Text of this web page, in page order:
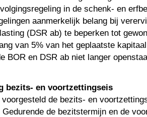
in de schenk- en
aanmerkelijk belang bij
(DSR ab) te beperken tot
van 5% van het geplaatste
BOR en DSR ab niet langer
bezits- en voortzettingseis
voorgesteld de bezits- en
de bezitstermijn en de